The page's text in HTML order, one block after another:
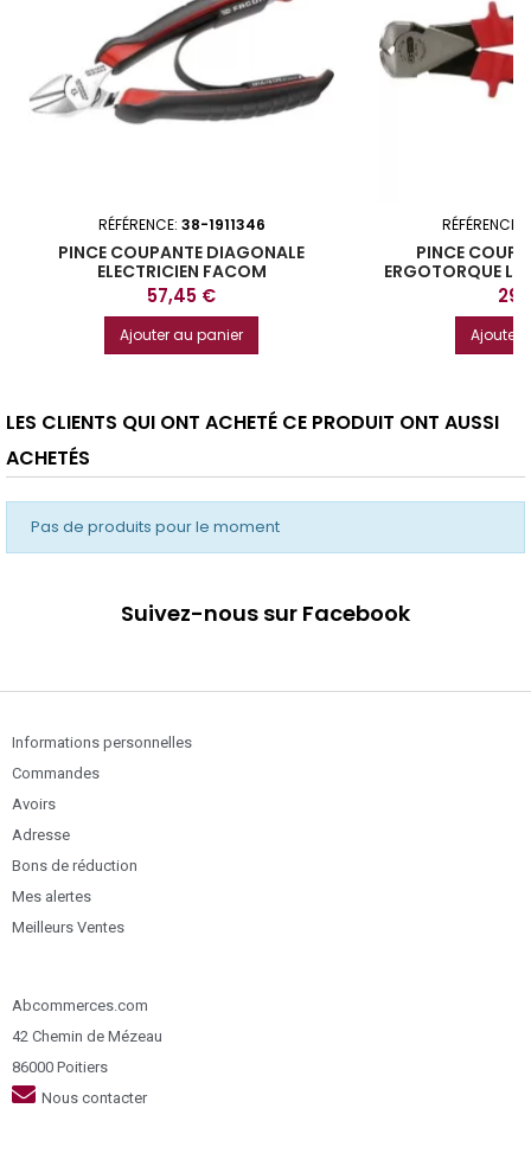
RÉFÉRENCE: 38-1911346
PINCE COUPANTE DIAGONALE
ELECTRICIEN FACOM
Prix
57,45 €
Ajouter au panier
RÉFÉRENCE:
PINCE
ERGOTORQUE
Prix
Ajouter
LES CLIENTS QUI ONT ACHETÉ CE PRODUIT ONT AUSSI
ACHETÉS
Pas de produits pour le moment
Suivez-nous sur Facebook
Informations personnelles
Commandes
Avoirs
Adresse
Bons de réduction
Mes alertes
Meilleurs Ventes
Abcommerces.com
42 Chemin de Mézeau
86000 Poitiers
Nous contacter